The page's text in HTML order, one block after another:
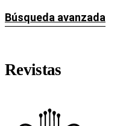
Búsqueda avanzada
Revistas